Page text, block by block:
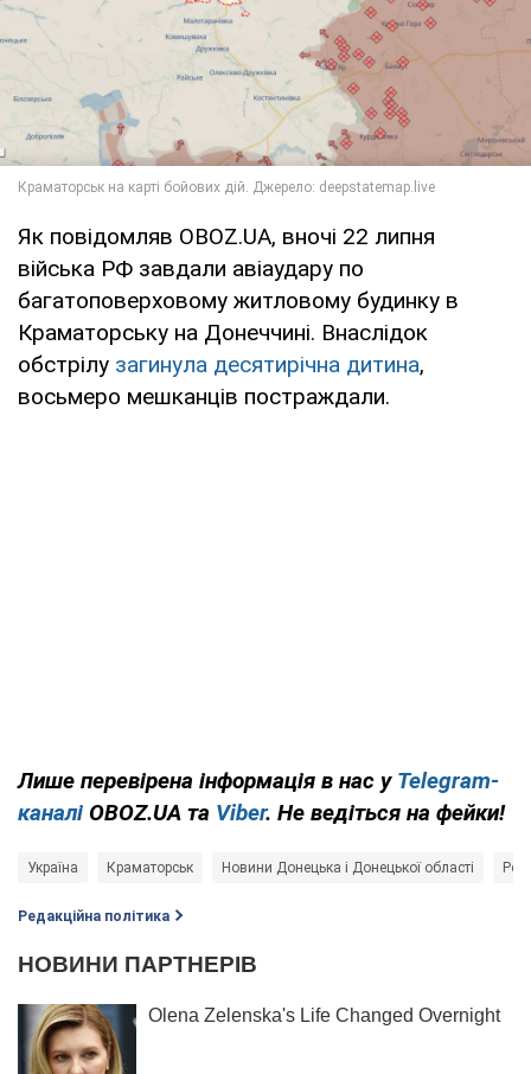
Як повідомляв OBOZ.UA, вночі 22 липня
війська РФ завдали авіаудару по
багатоповерховому житловому будинку в
Краматорську на Донеччині. Внаслідок
обстрілу загинула десятирічна дитина,
восьмеро мешканців постраждали.
Лише перевірена інформація в нас у Telegram-
каналі OBOZ.UA та Viber. Не ведіться на фейки!
Україна Краматорськ Новини Донецька і Донецької області
Редакційна політика